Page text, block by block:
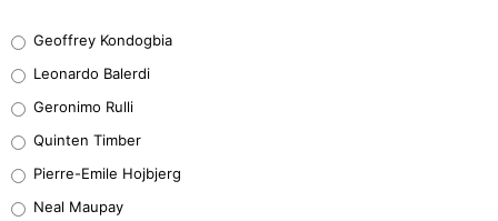
38%
32%
5%
Geoffrey Kondogbia
Leonardo Balerdi
Geronimo Rulli
Quinten Timber
Pierre-Emile Hojbjerg
Neal Maupay